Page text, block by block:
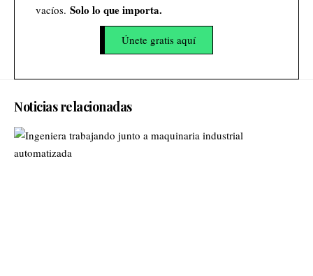
vacíos. Solo lo que importa.
Únete gratis aquí
Noticias relacionadas